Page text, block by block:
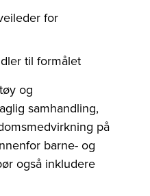
for
til formålet
og
samhandling,
på
barne- og
også inkludere